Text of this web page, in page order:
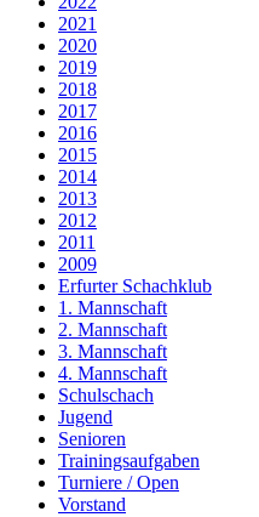
2021
2020
2019
2018
2017
2016
2015
2014
2013
2012
2011
2009
Erfurter Schachklub
1. Mannschaft
2. Mannschaft
3. Mannschaft
4. Mannschaft
Schulschach
Jugend
Senioren
Trainingsaufgaben
Turniere / Open
Vorstand